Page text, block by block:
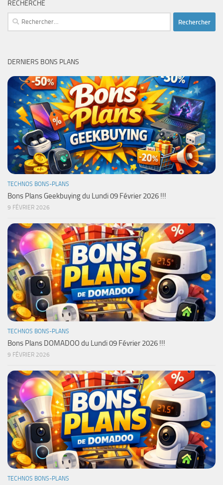
RECHERCHE
Rechercher :
DERNIERS BONS PLANS
TECHNOS BONS-PLANS
Bons Plans Geekbuying du Lundi 09 Février 2026 !!!
9 FÉVRIER 2026
TECHNOS BONS-PLANS
Bons Plans DOMADOO du Lundi 09 Février 2026 !!!
9 FÉVRIER 2026
TECHNOS BONS-PLANS